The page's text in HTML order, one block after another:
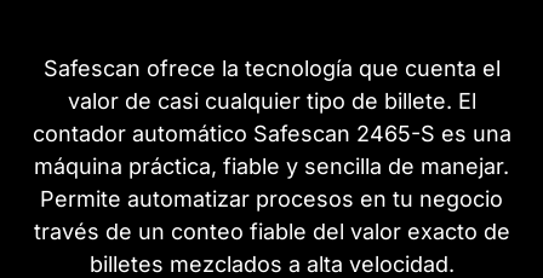
Safescan ofrece la tecnología que cuenta el
valor de casi cualquier tipo de billete. El
contador automático Safescan 2465-S es una
máquina práctica, fiable y sencilla de manejar.
Permite automatizar procesos en tu negocio
través de un conteo fiable del valor exacto de
billetes mezclados a alta velocidad.